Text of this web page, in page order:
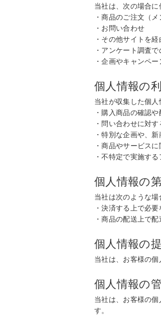
当社は、次の場合に
・商品のご注文（
・お問い合わせ
・その他サイトを
・アンケート調査
・企画やキャンペ
個人情報の
当社が収集した個人
・購入商品の確認
・問い合わせに対
・特別な企画や、
・商品やサービス
・不特定で実施す
個人情報の
当社は次のような
・決済する上で必要
・商品の配送上で
個人情報の
当社は、お客様の個
個人情報の
当社は、お客様の
す。